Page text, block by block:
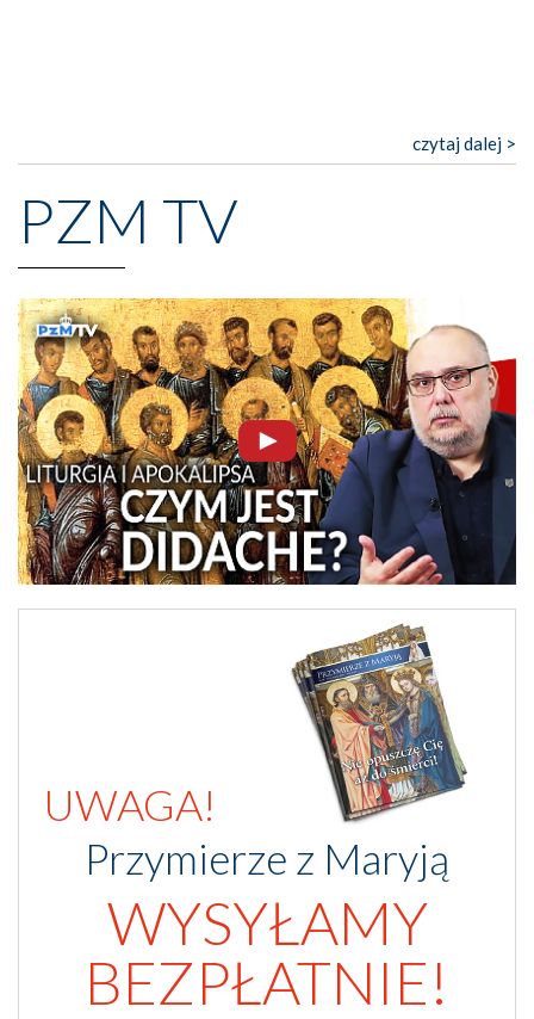
czytaj dalej >
PZM TV
UWAGA!
Przymierze z Maryją
WYSYŁAMY
BEZPŁATNIE!